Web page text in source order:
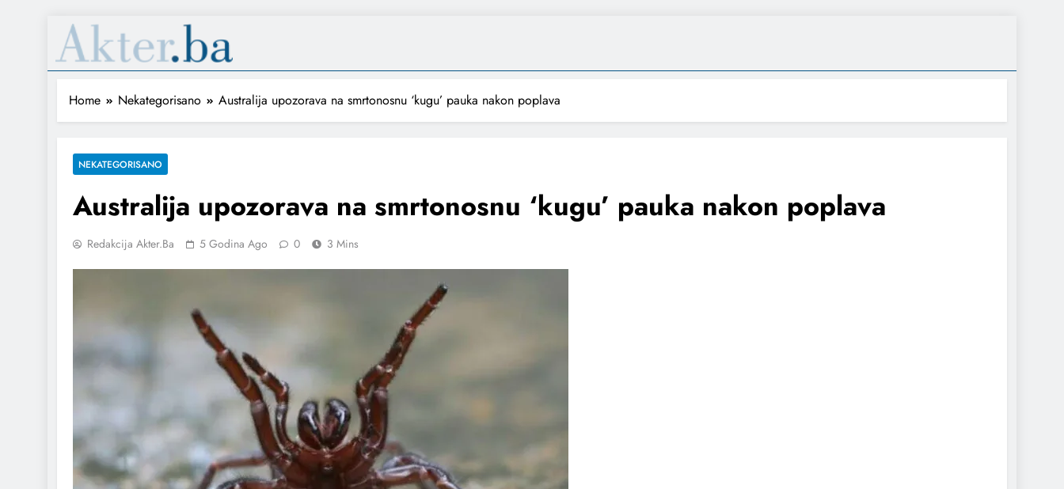
Home Nekategorisano Australija upozorava na smrtonosnu ‘kugu’ pauka nakon poplava
NEKATEGORISANO
Australija upozorava na smrtonosnu ‘kugu’ pauka nakon poplava
Redakcija Akter.ba 5 Godina Ago 0 3 Mins